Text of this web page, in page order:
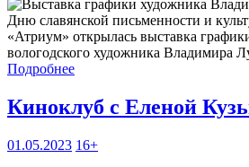
Дню славянской письменности и
«Атриум» открылась выставка
вологодского художника Владимира
Подробнее
Киноклуб с Еленой
01.05.2023 16+